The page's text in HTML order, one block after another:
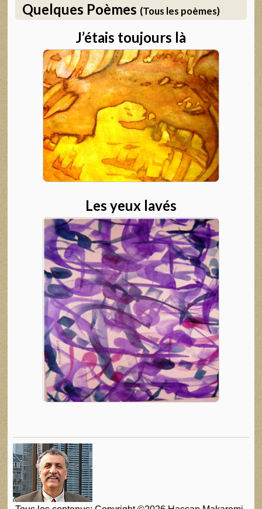
Quelques Poèmes (Tous les poèmes)
J’étais toujours là
Les yeux lavés